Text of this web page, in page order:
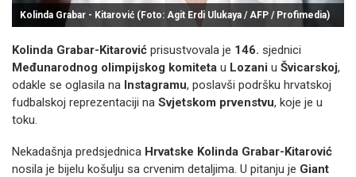
Kolinda Grabar - Kitarović (Foto: Agit Erdi Ulukaya / AFP / Profimedia)
Kolinda Grabar-Kitarović prisustvovala je 146. sjednici
Međunarodnog olimpijskog komiteta u Lozani u Švicarskoj,
odakle se oglasila na Instagramu, poslavši podršku hrvatskoj
fudbalskoj reprezentaciji na Svjetskom prvenstvu, koje je u
toku.
Nekadašnja predsjednica Hrvatske Kolinda Grabar-Kitarović
nosila je bijelu košulju sa crvenim detaljima. U pitanju je Giant